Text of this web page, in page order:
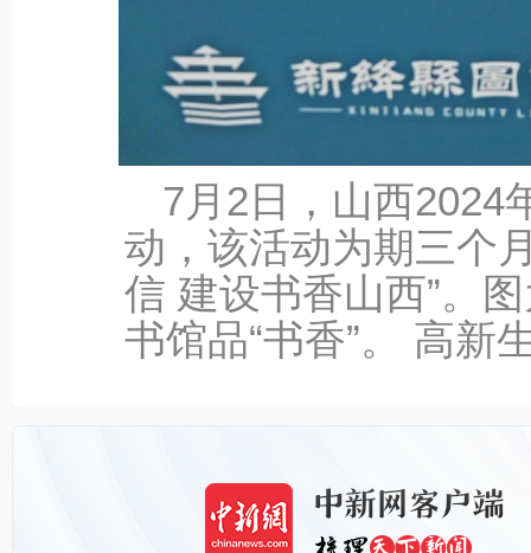
7‎月‎2‎日，山西2024
动，该活动为期三个
信 建设书香山西”。
书馆品“书香”。 高新